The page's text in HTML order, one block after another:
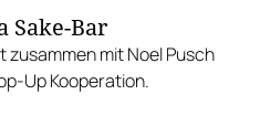
Sake-Bar
mit Noel Pusch
Up Kooperation.